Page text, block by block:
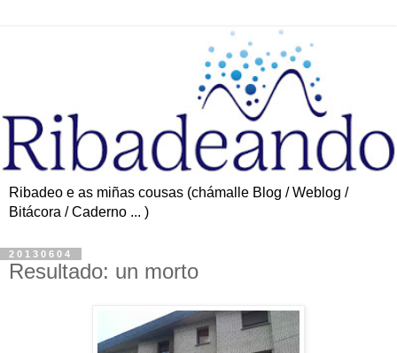
Ribadeo e as miñas cousas (chámalle Blog / Weblog /
Bitácora / Caderno ... )
20130604
Resultado: un morto